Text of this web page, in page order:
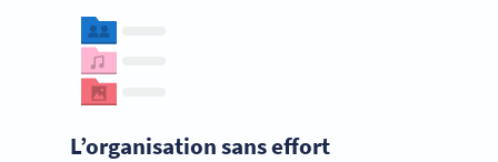
L’organisation sans effort